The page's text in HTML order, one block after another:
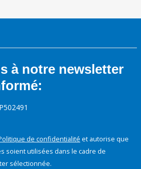
à notre newsletter
de confidentialité et autorise que
soient utilisées dans le cadre de
sélectionnée.